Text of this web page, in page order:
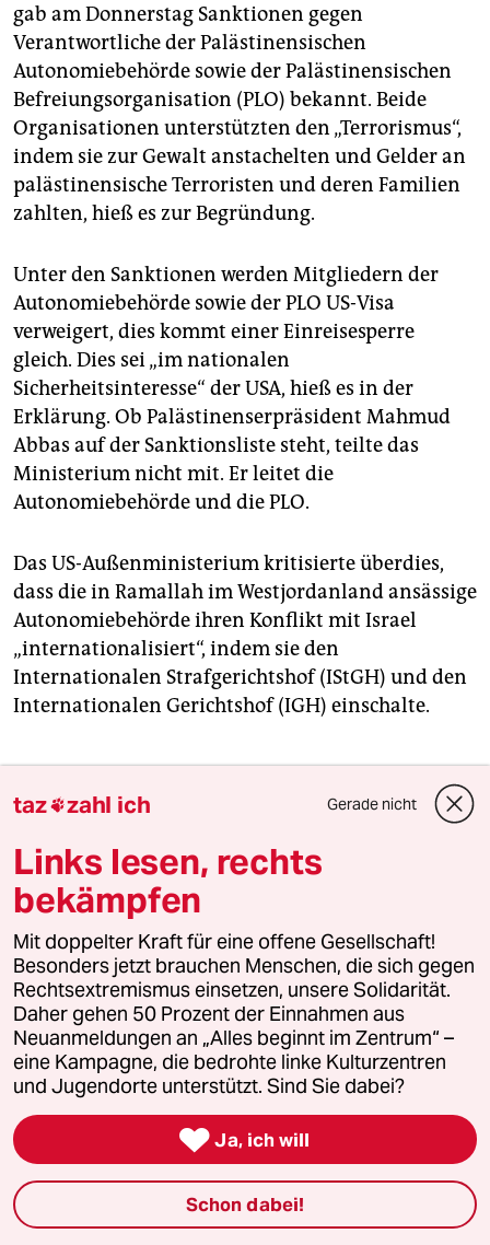
gab am Donnerstag Sanktionen gegen
Verantwortliche der Palästinensischen
Autonomiebehörde sowie der Palästinensischen
Befreiungsorganisation (PLO) bekannt. Beide
Organisationen unterstützten den „Terrorismus“,
indem sie zur Gewalt anstachelten und Gelder an
palästinensische Terroristen und deren Familien
zahlten, hieß es zur Begründung.
Unter den Sanktionen werden Mitgliedern der
Autonomiebehörde sowie der PLO US-Visa
verweigert, dies kommt einer Einreisesperre
gleich. Dies sei „im nationalen
Sicherheitsinteresse“ der USA, hieß es in der
Erklärung. Ob Palästinenserpräsident Mahmud
Abbas auf der Sanktionsliste steht, teilte das
Ministerium nicht mit. Er leitet die
Autonomiebehörde und die PLO.
Das US-Außenministerium kritisierte überdies,
dass die in Ramallah im Westjordanland ansässige
Autonomiebehörde ihren Konflikt mit Israel
„internationalisiert“, indem sie den
Internationalen Strafgerichtshof (IStGH) und den
Internationalen Gerichtshof (IGH) einschalte.
Israel greift Ziele im Libanon an
Die israelische Luftwaffe hat nach eigenen
Angaben Ziele der Hisbollah in mehreren
Gegenden des Libanons angegriffen. Zu den Zielen
gehörten Fabriken zur Herstellung von
Sprengstoff sowie eine unterirdische Anlage zur
Herstellung und Lagerung von Waffen, teilte das
Militär mit. Verteidigungsminister Israel Katz
teilte zudem mit, unter den Zielen sei unter
anderem die größte Produktionsstätte der
Hisbollah-Miliz für Präzisionsraketen.
Libanesischen Sicherheitsquellen zufolge gab es
mindestens zehn Luftangriffe in abgelegenen
Bergregionen im Osten des Landes sowie im
taz zahl ich Gerade nicht
Links lesen, rechts
bekämpfen
Mit doppelter Kraft für eine offene Gesellschaft!
Besonders jetzt brauchen Menschen, die sich gegen
Rechtsextremismus einsetzen, unsere Solidarität.
Daher gehen 50 Prozent der Einnahmen aus
Neuanmeldungen an „Alles beginnt im Zentrum“ –
eine Kampagne, die bedrohte linke Kulturzentren
und Jugendorte unterstützt. Sind Sie dabei?
 Ja, ich will
Schon dabei!